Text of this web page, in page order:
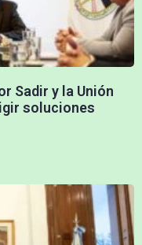
Sadir y la Unión
soluciones